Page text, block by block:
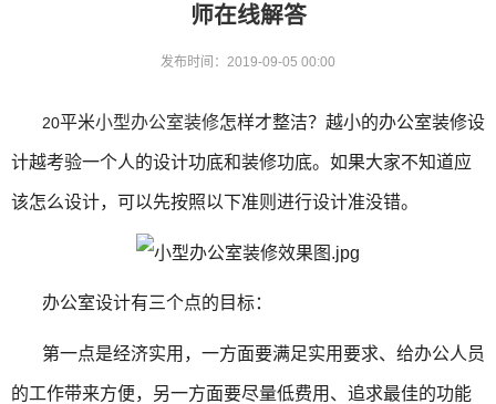
师在线解答
发布时间：2019-09-05 00:00
20平米小型办公室装修怎样才整洁？越小的办公室装修设
计越考验一个人的设计功底和装修功底。如果大家不知道应
该怎么设计，可以先按照以下准则进行设计准没错。
办公室设计有三个点的目标：
第一点是经济实用，一方面要满足实用要求、给办公人员
的工作带来方便，另一方面要尽量低费用、追求最佳的功能